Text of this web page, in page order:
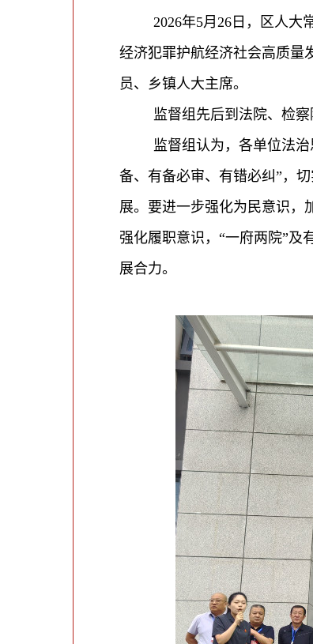
2026年5月 26日，区人大
经济犯罪护航经济社会高质量
员、乡镇人大主席。
监督组先后到法院、检
监督组认为，各单位法
备、有备必审、有错必纠”，
展。要进一步强化为民意识，
强化履职意识，“一府两院”及
展合力。